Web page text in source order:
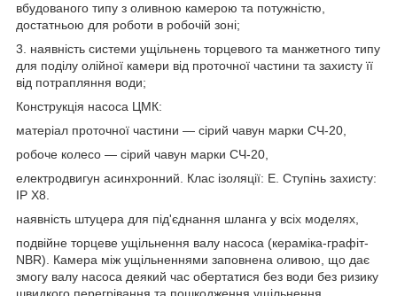
вбудованого типу з оливною камерою та потужністю,
достатньою для роботи в робочій зоні;
3. наявність системи ущільнень торцевого та манжетного типу
для поділу олійної камери від проточної частини та захисту її
від потрапляння води;
Конструкція насоса ЦМК:
матеріал проточної частини — сірий чавун марки СЧ-20,
робоче колесо — сірий чавун марки СЧ-20,
електродвигун асинхронний. Клас ізоляції: E. Ступінь захисту:
IP X8.
наявність штуцера для під'єднання шланга у всіх моделях,
подвійне торцеве ущільнення валу насоса (кераміка-графіт-
NBR). Камера між ущільненнями заповнена оливою, що дає
змогу валу насоса деякий час обертатися без води без ризику